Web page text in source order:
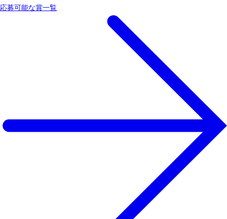
応募可能な賞一覧